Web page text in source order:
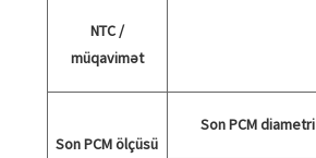
NTC /
müqavimət
Son PCM ölçüsü
Son PCM diametri